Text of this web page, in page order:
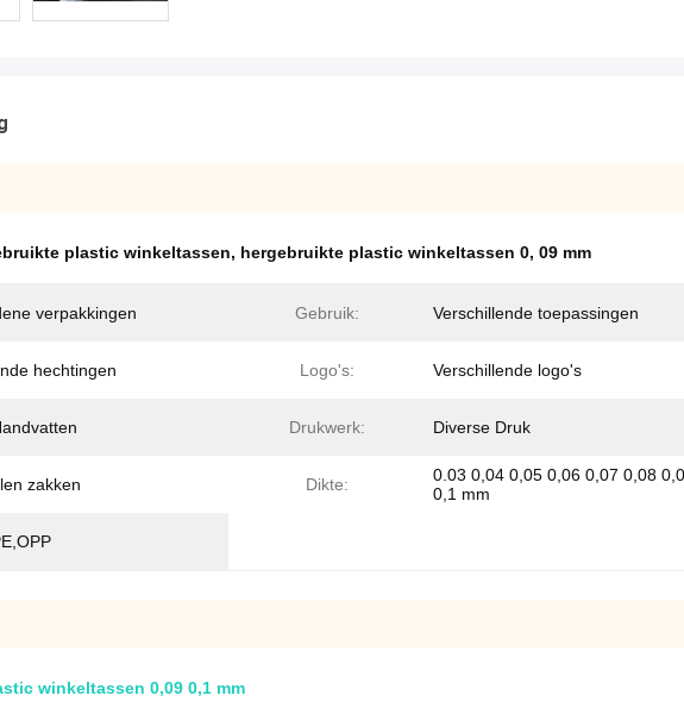
plastic winkeltassen, hergebruikte plastic winkeltassen 0, 09 mm
verpakkingen Gebruik: Verschillende toepassingen
hechtingen Logo's: Verschillende logo's
Drukwerk: Diverse Druk
zakken Dikte:
0.03 0,04 0,05 0,06 0,07 0,08
0,1 mm
winkeltassen 0,09 0,1 mm